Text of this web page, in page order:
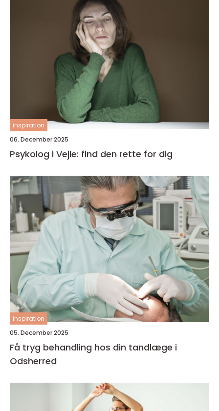
inspiration
06. December 2025
Psykolog i Vejle: find den rette for dig
inspiration
05. December 2025
Få tryg behandling hos din tandlæge i
Odsherred